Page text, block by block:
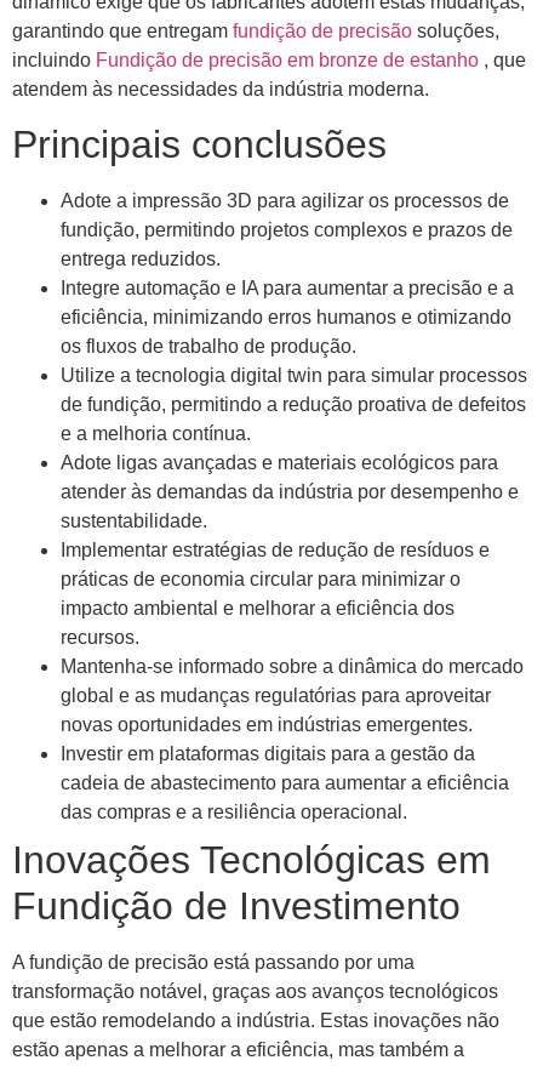
garantindo que entregam fundição de precisão soluções,
incluindo Fundição de precisão em bronze de estanho , que
atendem às necessidades da indústria moderna.
Principais conclusões
Adote a impressão 3D para agilizar os processos de
fundição, permitindo projetos complexos e prazos de
entrega reduzidos.
Integre automação e IA para aumentar a precisão e a
eficiência, minimizando erros humanos e otimizando
os fluxos de trabalho de produção.
Utilize a tecnologia digital twin para simular processos
de fundição, permitindo a redução proativa de defeitos
e a melhoria contínua.
Adote ligas avançadas e materiais ecológicos para
atender às demandas da indústria por desempenho e
sustentabilidade.
Implementar estratégias de redução de resíduos e
práticas de economia circular para minimizar o
impacto ambiental e melhorar a eficiência dos
recursos.
Mantenha-se informado sobre a dinâmica do mercado
global e as mudanças regulatórias para aproveitar
novas oportunidades em indústrias emergentes.
Investir em plataformas digitais para a gestão da
cadeia de abastecimento para aumentar a eficiência
das compras e a resiliência operacional.
Inovações Tecnológicas em
Fundição de Investimento
A fundição de precisão está passando por uma
transformação notável, graças aos avanços tecnológicos
que estão remodelando a indústria. Estas inovações não
estão apenas a melhorar a eficiência, mas também a